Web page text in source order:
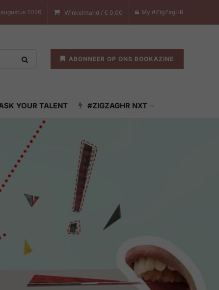
2026 Winkelmand / € 0,00 My #ZigZagHR
ABONNEER OP ONS BOOKAZINE
YOUR TALENT #ZIGZAGHR NXT